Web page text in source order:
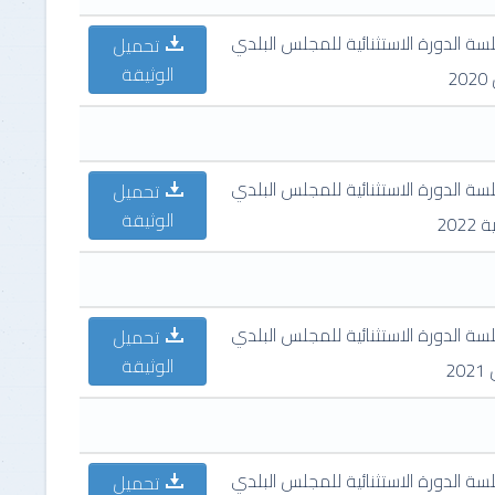
الدورة الاستثنائية للمجلس البلدي
تحميل
الوثيقة
الدورة الاستثنائية للمجلس البلدي
تحميل
الوثيقة
الدورة الاستثنائية للمجلس البلدي
تحميل
الوثيقة
الدورة الاستثنائية للمجلس البلدي تحميل